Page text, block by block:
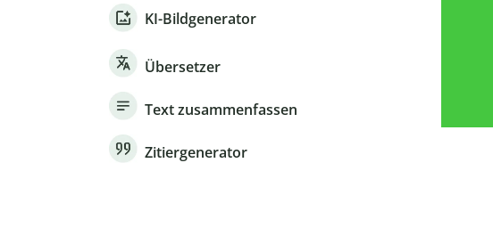
KI-Bildgenerator
Übersetzer
Text zusammenfassen
Zitiergenerator